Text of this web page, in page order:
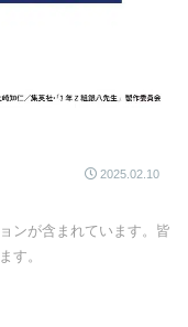
2025.02.10
ンが含まれています。皆
す。